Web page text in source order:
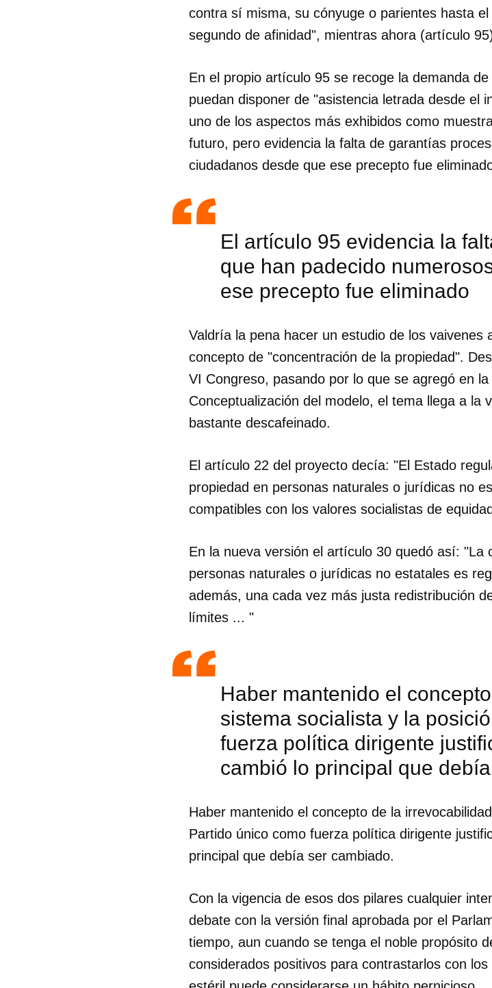
Guardar como favorito
Para poder guardar como favorito,
INICIAR
contra sí misma, su cónyuge o parientes hasta
segundo de afinidad", mientras ahora (artículo
En el propio artículo 95 se recoge la demanda
puedan disponer de "asistencia letrada desde el
uno de los aspectos más exhibidos como
futuro, pero evidencia la falta de garantías
ciudadanos desde que ese precepto fue
El artículo 95 evidencia la
que han padecido
ese precepto fue eliminado
Valdría la pena hacer un estudio de los vaivenes
concepto de "concentración de la propiedad".
VI Congreso, pasando por lo que se agregó en
Conceptualización del modelo, el tema llega a la
bastante descafeinado.
El artículo 22 del proyecto decía: "El Estado
propiedad en personas naturales o jurídicas no
compatibles con los valores socialistas de
En la nueva versión el artículo 30 quedó así: "La
personas naturales o jurídicas no estatales es
además, una cada vez más justa redistribución
límites ... "
Haber mantenido el
sistema socialista y la
fuerza política dirigente
cambió lo principal que
Haber mantenido el concepto de la
Partido único como fuerza política dirigente
principal que debía ser cambiado.
Con la vigencia de esos dos pilares cualquier
debate con la versión final aprobada por el
tiempo, aun cuando se tenga el noble propósito
considerados positivos para contrastarlos con